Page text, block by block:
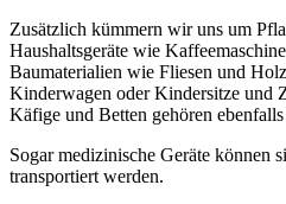
Zusätzlich kümmern wir uns um
Haushaltsgeräte wie
Baumaterialien wie Fliesen und
Kinderwagen oder Kindersitze und
Käfige und Betten gehören
Sogar medizinische Geräte können
transportiert werden.